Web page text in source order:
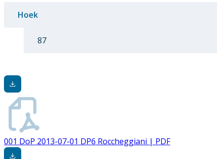
Hoek
87
001 DoP 2013-07-01 DP6 Roccheggiani | PDF